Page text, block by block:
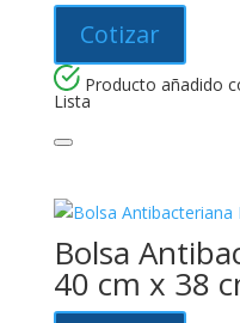
Cotizar
Producto añadido
Lista
Bolsa
40 cm x 38